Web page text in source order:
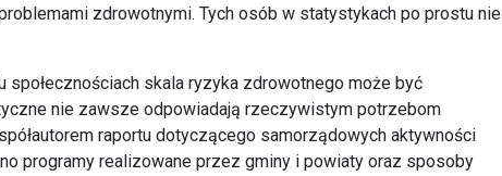
zdrowotnymi. Tych osób w statystykach po prostu nie
społecznościach skala ryzyka zdrowotnego może być
nie zawsze odpowiadają rzeczywistym potrzebom
raportu dotyczącego samorządowych aktywności
programy realizowane przez gminy i powiaty oraz sposoby